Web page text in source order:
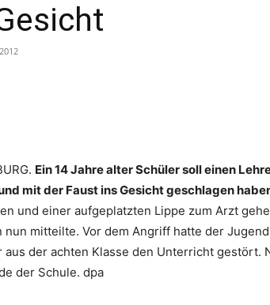
Ein 14 Jahre alter Schüler soll einen
mit der Faust ins Gesicht geschlagen
und einer aufgeplatzten Lippe zum Arzt
nun mitteilte. Vor dem Angriff hatte der
aus der achten Klasse den Unterricht gestört.
der Schule. dpa